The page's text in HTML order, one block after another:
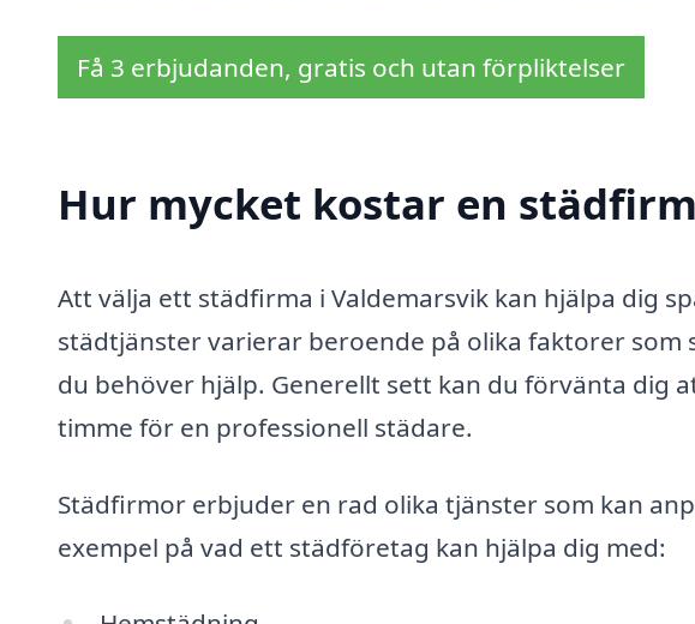
Få 3 erbjudanden, gratis och utan förpliktelser
Hur mycket kostar en
Att välja ett städfirma i Valdemarsvik kan hjälpa dig
städtjänster varierar beroende på olika faktorer
du behöver hjälp. Generellt sett kan du förvänta dig
timme för en professionell städare.
Städfirmor erbjuder en rad olika tjänster som kan
exempel på vad ett städföretag kan hjälpa dig med: